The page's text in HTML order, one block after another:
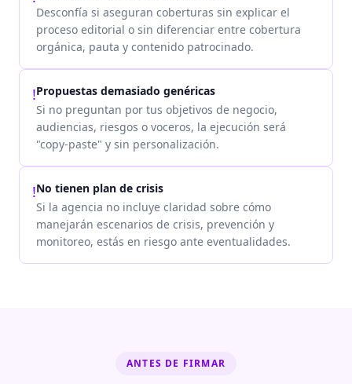
Desconfía si aseguran coberturas sin explicar el
proceso editorial o sin diferenciar entre cobertura
orgánica, pauta y contenido patrocinado.
!Propuestas demasiado genéricas
Si no preguntan por tus objetivos de negocio,
audiencias, riesgos o voceros, la ejecución será
"copy-paste" y sin personalización.
!No tienen plan de crisis
Si la agencia no incluye claridad sobre cómo
manejarán escenarios de crisis, prevención y
monitoreo, estás en riesgo ante eventualidades.
ANTES DE FIRMAR